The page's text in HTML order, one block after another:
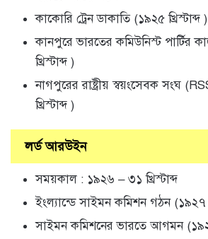
কাকোরি ট্রেন ডাকাতি (১৯২৫ খ্রিস্টাব্দ )
কানপুরে ভারতের কমিউনিস্ট পার্টির
খ্রিস্টাব্দ )
নাগপুরের রাষ্ট্রীয় স্বয়ংসেবক সংঘ
খ্রিস্টাব্দ )
লর্ড আরউইন
সময়কাল : ১৯২৬ – ৩১ খ্রিস্টাব্দ
ইংল্যান্ডে সাইমন কমিশন গঠন (১৯২৭
সাইমন কমিশনের ভারতে আগমন (১৯২৮